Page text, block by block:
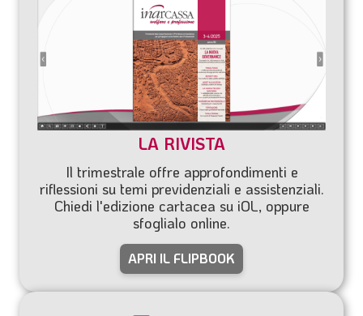
LA RIVISTA
Il trimestrale offre approfondimenti e
riflessioni su temi previdenziali e assistenziali.
Chiedi l'edizione cartacea su iOL, oppure
sfoglialo online.
APRI IL FLIPBOOK